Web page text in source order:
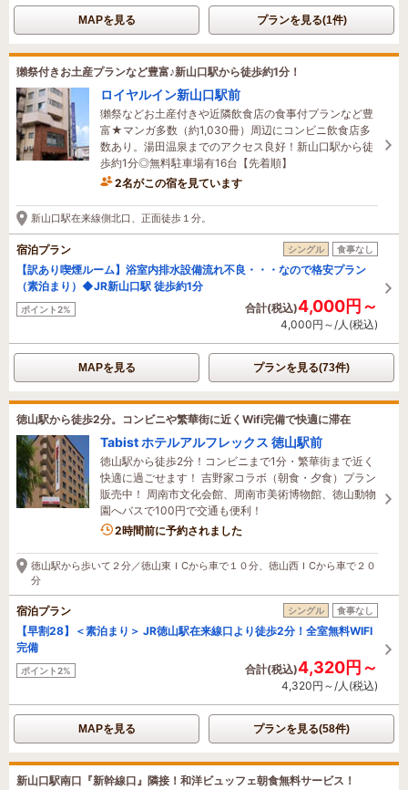
MAPを見る プランを見る(1件)
獺祭付きお土産プランなど豊富♪新山口駅から徒歩約1分！
ロイヤルイン新山口駅前
獺祭などお土産付きや近隣飲食店の食事付プランなど豊
富★マンガ多数（約1,030冊）周辺にコンビニ飲食店多
数あり。湯田温泉までのアクセス良好！新山口駅から徒
歩約1分◎無料駐車場有16台【先着順】
2名がこの宿を見ています
1時間前に予約されました
新山口駅在来線側北口、正面徒歩１分。
宿泊プラン シングル 食事なし
【訳あり喫煙ルーム】浴室内排水設備流れ不良・・・なので格安プラン
（素泊まり）◆JR新山口駅 徒歩約1分
ポイント2% 合計(税込)4,000円～
4,000円～/人(税込)
MAPを見る プランを見る(73件)
徳山駅から徒歩2分。コンビニや繁華街に近くWifi完備で快適に滞在
Tabist ホテルアルフレックス 徳山駅前
徳山駅から徒歩2分！コンビニまで1分・繁華街まで近く
快適に過ごせます！ 吉野家コラボ（朝食・夕食）プラン
販売中！ 周南市文化会館、周南市美術博物館、徳山動物
園へバスで100円で交通も便利！
2時間前に予約されました
徳山駅から歩いて２分／徳山東ＩCから車で１０分、徳山西ＩCから車で２０
分
宿泊プラン シングル 食事なし
【早割28】＜素泊まり＞ JR徳山駅在来線口より徒歩2分！全室無料WIFI
完備
ポイント2% 合計(税込)4,320円～
4,320円～/人(税込)
MAPを見る プランを見る(58件)
新山口駅南口『新幹線口』隣接！和洋ビュッフェ朝食無料サービス！